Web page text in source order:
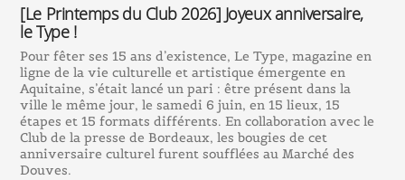
[Le Printemps du Club 2026] Joyeux anniversaire,
le Type !
Pour fêter ses 15 ans d’existence, Le Type, magazine en
ligne de la vie culturelle et artistique émergente en
Aquitaine, s’était lancé un pari : être présent dans la
ville le même jour, le samedi 6 juin, en 15 lieux, 15
étapes et 15 formats différents. En collaboration avec le
Club de la presse de Bordeaux, les bougies de cet
anniversaire culturel furent soufflées au Marché des
Douves.